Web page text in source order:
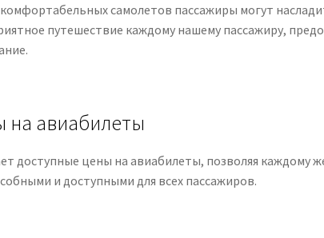
самолетов пассажиры могут
путешествие каждому нашему пассажиру,
на авиабилеты
доступные цены на авиабилеты, позволяя
и доступными для всех пассажиров.